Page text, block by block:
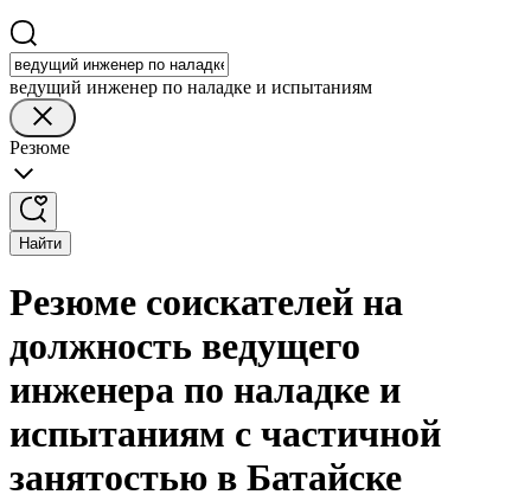
ведущий инженер по наладке и испытаниям
Резюме
Найти
Резюме соискателей на
должность ведущего
инженера по наладке и
испытаниям с частичной
занятостью в Батайске